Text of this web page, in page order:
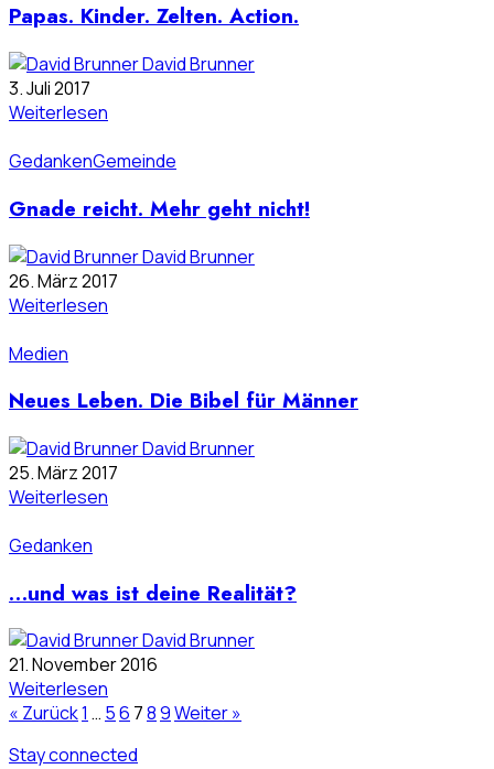
Papas. Kinder. Zelten. Action.
David Brunner
3. Juli 2017
Weiterlesen
GedankenGemeinde
Gnade reicht. Mehr geht nicht!
David Brunner
26. März 2017
Weiterlesen
Medien
Neues Leben. Die Bibel für Männer
David Brunner
25. März 2017
Weiterlesen
Gedanken
…und was ist deine Realität?
David Brunner
21. November 2016
Weiterlesen
« Zurück1 … 56 789Weiter »
Stay connected